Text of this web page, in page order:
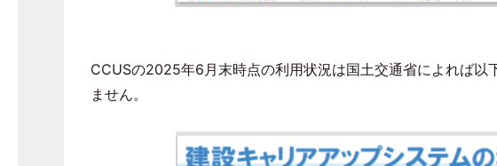
CCUSの2025年6 月末時点の利用状況は国土交通省によれば
ません。